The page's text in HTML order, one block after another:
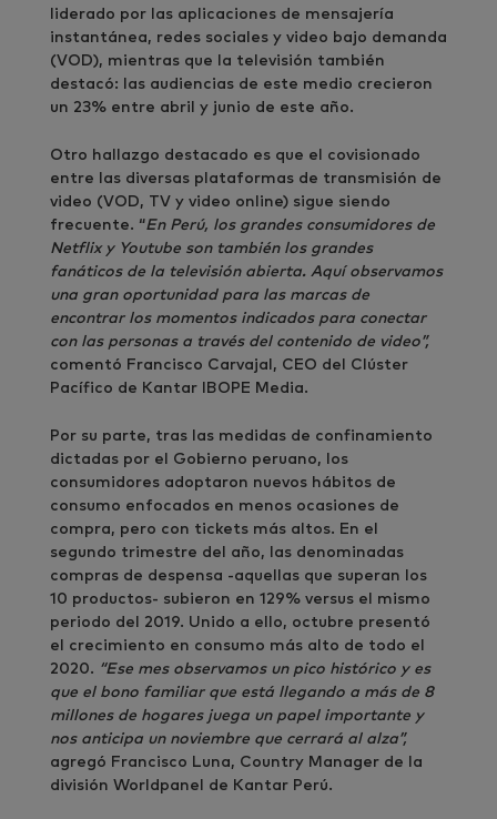
liderado por las aplicaciones de mensajería
instantánea, redes sociales y video bajo demanda
(VOD), mientras que la televisión también
destacó: las audiencias de este medio crecieron
un 23% entre abril y junio de este año.
Otro hallazgo destacado es que el covisionado
entre las diversas plataformas de transmisión de
video (VOD, TV y video online) sigue siendo
frecuente. “En Perú, los grandes consumidores de
Netflix y Youtube son también los grandes
fanáticos de la televisión abierta. Aquí observamos
una gran oportunidad para las marcas de
encontrar los momentos indicados para conectar
con las personas a través del contenido de video”,
comentó Francisco Carvajal, CEO del Clúster
Pacífico de Kantar IBOPE Media.
Por su parte, tras las medidas de confinamiento
dictadas por el Gobierno peruano, los
consumidores adoptaron nuevos hábitos de
consumo enfocados en menos ocasiones de
compra, pero con tickets más altos. En el
segundo trimestre del año, las denominadas
compras de despensa -aquellas que superan los
10 productos- subieron en 129% versus el mismo
periodo del 2019. Unido a ello, octubre presentó
el crecimiento en consumo más alto de todo el
2020. “Ese mes observamos un pico histórico y es
que el bono familiar que está llegando a más de 8
millones de hogares juega un papel importante y
nos anticipa un noviembre que cerrará al alza”,
agregó Francisco Luna, Country Manager de la
división Worldpanel de Kantar Perú.